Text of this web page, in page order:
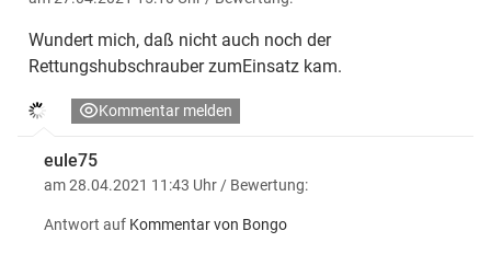
Wundert mich, daß nicht auch noch der
Rettungshubschrauber zumEinsatz kam.
Kommentar melden
eule75
am 28.04.2021 11:43 Uhr / Bewertung:
Antwort auf Kommentar von Bongo